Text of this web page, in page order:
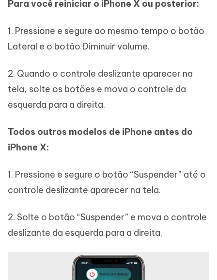
Para você reiniciar o iPhone X ou posterior:
1. Pressione e segure ao mesmo tempo o botão
Lateral e o botão Diminuir volume.
2. Quando o controle deslizante aparecer na
tela, solte os botões e mova o controle da
esquerda para a direita.
Todos outros modelos de iPhone antes do
iPhone X:
1. Pressione e segure o botão “Suspender” até o
controle deslizante aparecer na tela.
2. Solte o botão “Suspender” e mova o controle
deslizante da esquerda para a direita.